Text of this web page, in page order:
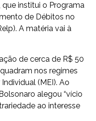
que institui o Programa
de Débitos no
A matéria vai à
de cerca de R$ 50
nos regimes
(MEI). Ao
alegou “vício
ao interesse